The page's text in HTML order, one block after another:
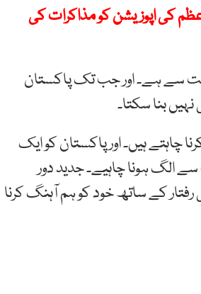
کی اپوزیشن کو مذاکرات کی
سے ہے۔ اور جب تک پاکستان
بنا سکتا۔
چاہتے ہیں۔ اور پاکستان کو ایک
الگ ہونا چاہیے۔ جدید دور
کے ساتھ خود کو ہم آہنگ کرنا